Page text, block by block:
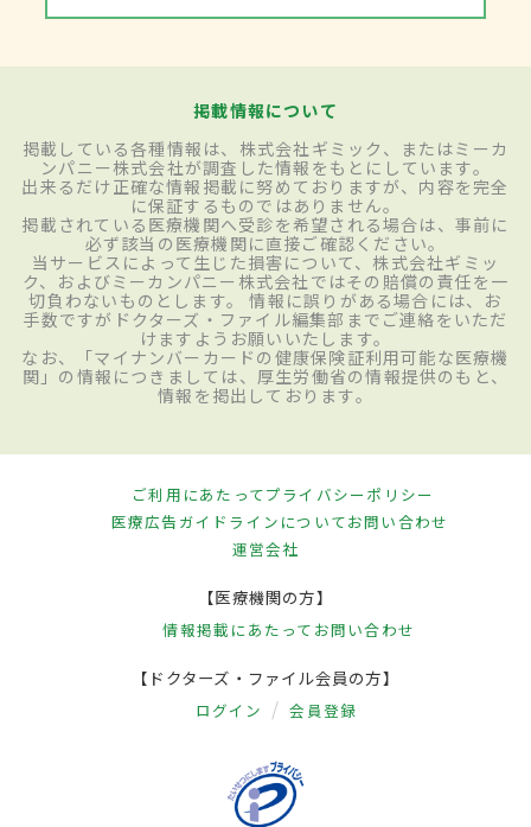
掲載情報について
掲載している各種情報は、株式会社ギミック、またはミーカ
ンパニー株式会社が調査した情報をもとにしています。
出来るだけ正確な情報掲載に努めておりますが、内容を完全
に保証するものではありません。
掲載されている医療機関へ受診を希望される場合は、事前に
必ず該当の医療機関に直接ご確認ください。
当サービスによって生じた損害について、株式会社ギミッ
ク、およびミーカンパニー株式会社ではその賠償の責任を一
切負わないものとします。 情報に誤りがある場合には、お
手数ですがドクターズ・ファイル編集部までご連絡をいただ
けますようお願いいたします。
なお、「マイナンバーカードの健康保険証利用可能な医療機
関」の情報につきましては、厚生労働省の情報提供のもと、
情報を掲出しております。
ご利用にあたってプライバシーポリシー
医療広告ガイドラインについてお問い合わせ
運営会社
【医療機関の方】
情報掲載にあたって お問い合わせ
【ドクターズ・ファイル会員の方】
ログイン 会員登録